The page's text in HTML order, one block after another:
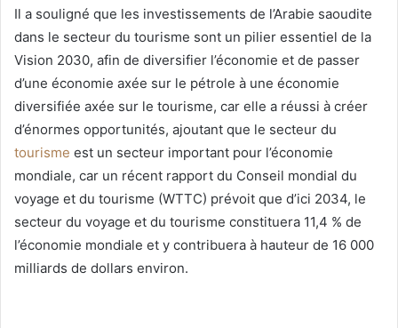
Il a souligné que les investissements de l’Arabie saoudite
dans le secteur du tourisme sont un pilier essentiel de la
Vision 2030, afin de diversifier l’économie et de passer
d’une économie axée sur le pétrole à une économie
diversifiée axée sur le tourisme, car elle a réussi à créer
d’énormes opportunités, ajoutant que le secteur du
tourisme est un secteur important pour l’économie
mondiale, car un récent rapport du Conseil mondial du
voyage et du tourisme (WTTC) prévoit que d’ici 2034, le
secteur du voyage et du tourisme constituera 11,4 % de
l’économie mondiale et y contribuera à hauteur de 16 000
milliards de dollars environ.